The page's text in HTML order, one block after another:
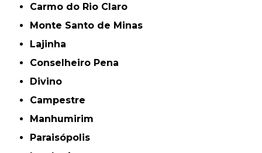
Carmo do Rio Claro
Monte Santo de Minas
Lajinha
Conselheiro Pena
Divino
Campestre
Manhumirim
Paraisópolis